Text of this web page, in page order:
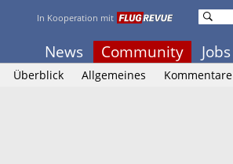
In Kooperation mit
News Community Jobs
Überblick Allgemeines Kommentare